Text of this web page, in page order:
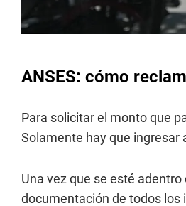
ANSES: cómo
Para solicitar el monto que
Solamente hay que ingresar
Una vez que se esté adentro
documentación de todos los